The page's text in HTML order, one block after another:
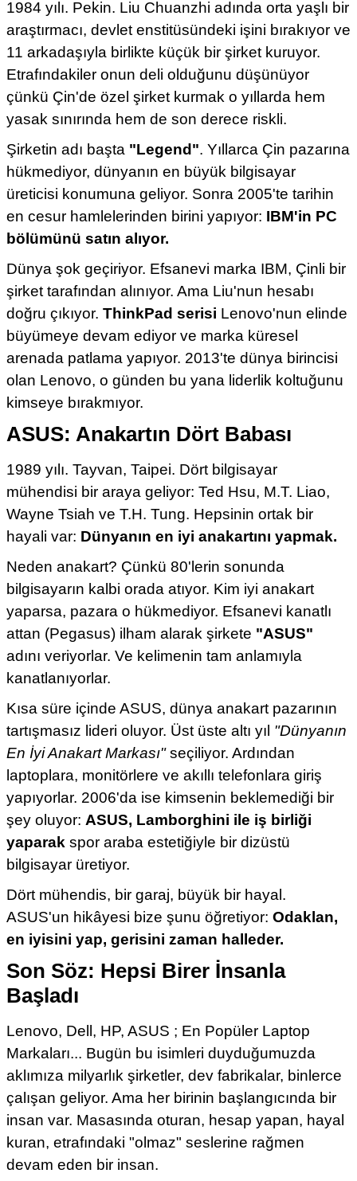
1984 yılı. Pekin. Liu Chuanzhi adında orta yaşlı bir
araştırmacı, devlet enstitüsündeki işini bırakıyor ve
11 arkadaşıyla birlikte küçük bir şirket kuruyor.
Etrafındakiler onun deli olduğunu düşünüyor
çünkü Çin'de özel şirket kurmak o yıllarda hem
yasak sınırında hem de son derece riskli.
Şirketin adı başta "Legend". Yıllarca Çin pazarına
hükmediyor, dünyanın en büyük bilgisayar
üreticisi konumuna geliyor. Sonra 2005'te tarihin
en cesur hamlelerinden birini yapıyor: IBM'in PC
bölümünü satın alıyor.
Dünya şok geçiriyor. Efsanevi marka IBM, Çinli bir
şirket tarafından alınıyor. Ama Liu'nun hesabı
doğru çıkıyor. ThinkPad serisi Lenovo'nun elinde
büyümeye devam ediyor ve marka küresel
arenada patlama yapıyor. 2013'te dünya birincisi
olan Lenovo, o günden bu yana liderlik koltuğunu
kimseye bırakmıyor.
ASUS: Anakartın Dört Babası
1989 yılı. Tayvan, Taipei. Dört bilgisayar
mühendisi bir araya geliyor: Ted Hsu, M.T. Liao,
Wayne Tsiah ve T.H. Tung. Hepsinin ortak bir
hayali var: Dünyanın en iyi anakartını yapmak.
Neden anakart? Çünkü 80'lerin sonunda
bilgisayarın kalbi orada atıyor. Kim iyi anakart
yaparsa, pazara o hükmediyor. Efsanevi kanatlı
attan (Pegasus) ilham alarak şirkete "ASUS"
adını veriyorlar. Ve kelimenin tam anlamıyla
kanatlanıyorlar.
Kısa süre içinde ASUS, dünya anakart pazarının
tartışmasız lideri oluyor. Üst üste altı yıl "Dünyanın
En İyi Anakart Markası"seçiliyor. Ardından
laptoplara, monitörlere ve akıllı telefonlara giriş
yapıyorlar. 2006'da ise kimsenin beklemediği bir
şey oluyor: ASUS, Lamborghini ile iş birliği
yaparak spor araba estetiğiyle bir dizüstü
bilgisayar üretiyor.
Dört mühendis, bir garaj, büyük bir hayal.
ASUS'un hikâyesi bize şunu öğretiyor: Odaklan,
en iyisini yap, gerisini zaman halleder.
Son Söz: Hepsi Birer İnsanla
Başladı
Lenovo, Dell, HP, ASUS ; En Popüler Laptop
Markaları... Bugün bu isimleri duyduğumuzda
aklımıza milyarlık şirketler, dev fabrikalar, binlerce
çalışan geliyor. Ama her birinin başlangıcında bir
insan var. Masasında oturan, hesap yapan, hayal
kuran, etrafındaki "olmaz" seslerine rağmen
devam eden bir insan.